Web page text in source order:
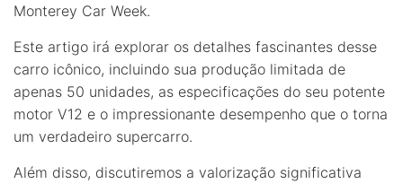
Monterey Car Week.
Este artigo irá explorar os detalhes fascinantes desse
carro icônico, incluindo sua produção limitada de
apenas 50 unidades, as especificações do seu potente
motor V12 e o impressionante desempenho que o torna
um verdadeiro supercarro.
Além disso, discutiremos a valorização significativa